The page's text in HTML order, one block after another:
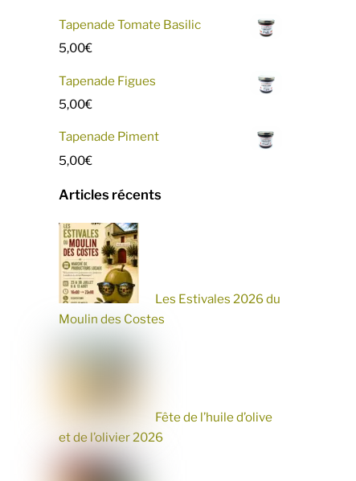
Tapenade Tomate Basilic
5,00€
Tapenade Figues
5,00€
Tapenade Piment
5,00€
Articles récents
Les Estivales 2026 du
Moulin des Costes
Fête de l’huile d’olive
et de l’olivier 2026